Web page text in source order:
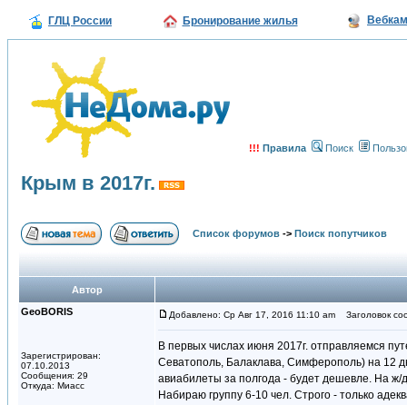
ГЛЦ России Бронирование жилья
!!! Правила Поиск
Крым в 2017г.
Список форумов -> Поиск попутчиков
Автор
GeoBORIS
Зарегистрирован:
07.10.2013
Сообщения: 29
Откуда: Миасс
Добавлено: Ср Авг 17, 2016 11:10 am Заголовок
В первых числах июня 2017г. отправляемся
Севатополь, Балаклава, Симферополь) на 12
авиабилеты за полгода - будет дешевле. На ж/
Набираю группу 6-10 чел. Строго - только